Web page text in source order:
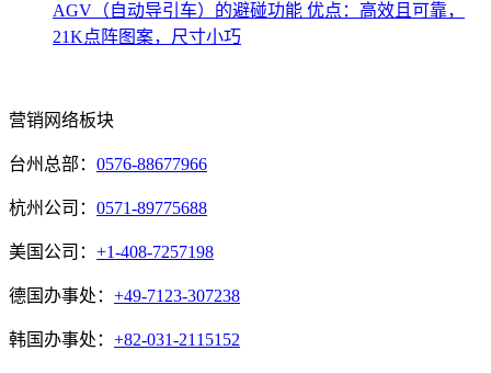
AGV（自动导引车）的避碰功能 优点：高效且可靠，
21K点阵图案，尺寸小巧
营销网络板块
台州总部： 0576-88677966
杭州公司： 0571-89775688
美国公司： +1-408-7257198
德国办事处： +49-7123-307238
韩国办事处： +82-031-2115152